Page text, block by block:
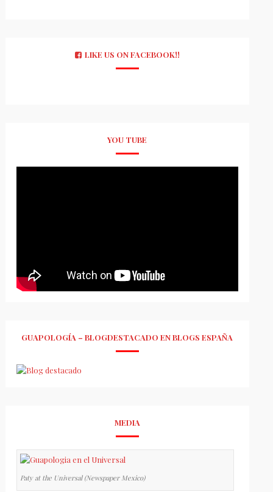
LIKE US ON FACEBOOK!!
YOU TUBE
GUAPOLOGÍA – BLOGDESTACADO EN BLOGS ESPAÑA
MEDIA
Paty at the Universal (Newspaper Mexico)